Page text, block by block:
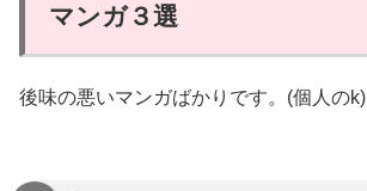
マンガ３選
後味の悪いマンガばかりです。(個人のk)